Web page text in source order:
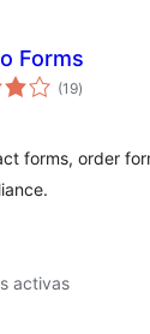
Forms
(19total
de
)
forms, order
activas